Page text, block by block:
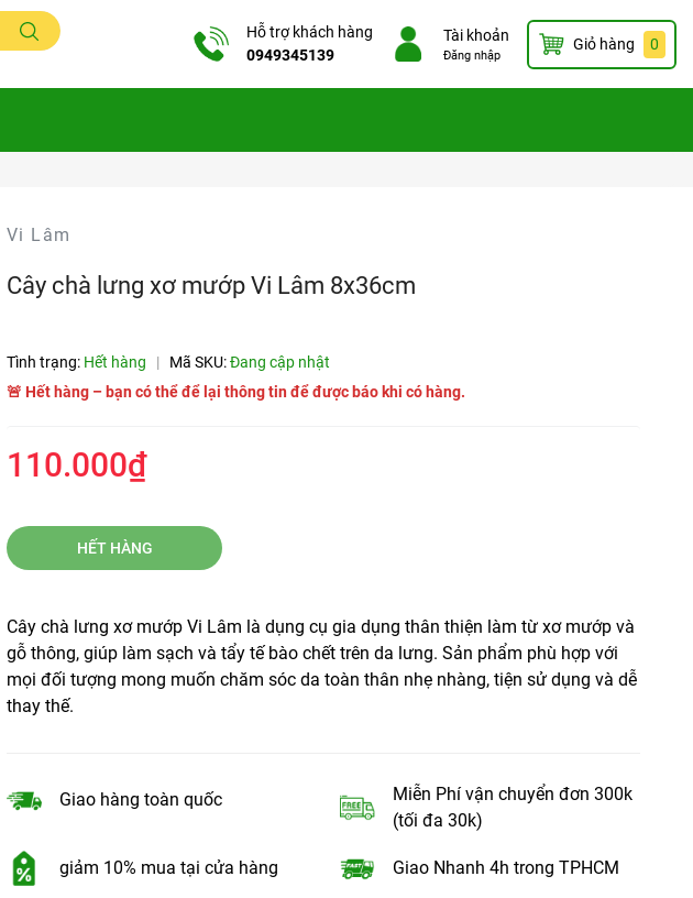
Hỗ trợ khách hàng
0949345139
Tài khoản
Đăng nhập
Giỏ hàng 0
Vi Lâm
Cây chà lưng xơ mướp Vi Lâm 8x36cm
Tình trạng: Hết hàng | Mã SKU:Đang cập nhật
🚨 Hết hàng – bạn có thể để lại thông tin để được báo khi có hàng.
110.000₫
HẾT HÀNG
Cây chà lưng xơ mướp Vi Lâm là dụng cụ gia dụng thân thiện làm từ xơ mướp và
gỗ thông, giúp làm sạch và tẩy tế bào chết trên da lưng. Sản phẩm phù hợp với
mọi đối tượng mong muốn chăm sóc da toàn thân nhẹ nhàng, tiện sử dụng và dễ
thay thế.
Giao hàng toàn quốc
Miễn Phí vận chuyển đơn 300k
(tối đa 30k)
giảm 10% mua tại cửa hàng Giao Nhanh 4h trong TPHCM